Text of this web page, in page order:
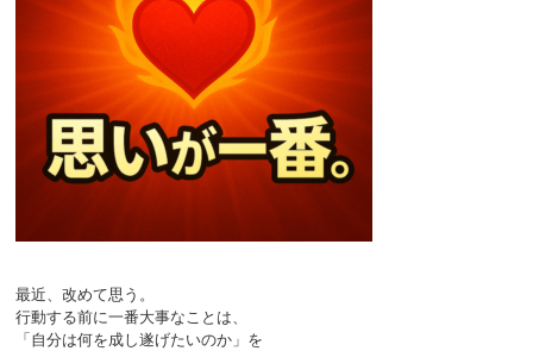
最近、改めて思う。
行動する前に一番大事なことは、
「自分は何を成し遂げたいのか」を